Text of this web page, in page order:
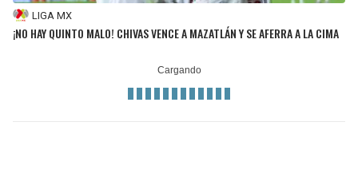
LIGA MX
¡NO HAY QUINTO MALO! CHIVAS VENCE A MAZATLÁN Y SE AFERRA A LA CIMA